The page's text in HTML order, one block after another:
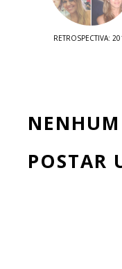
RETROSPECTIVA:
POSTAR